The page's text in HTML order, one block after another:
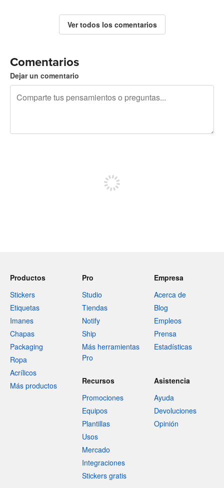
Ver todos los comentarios
Comentarios
Dejar un comentario
Productos
Stickers
Etiquetas
Imanes
Chapas
Packaging
Ropa
Acrílicos
Más productos
Pro
Studio
Tiendas
Notify
Ship
Más herramientas
Pro
Empresa
Acerca de
Blog
Empleos
Prensa
Estadísticas
Recursos
Promociones
Equipos
Plantillas
Usos
Mercado
Integraciones
Stickers gratis
Asistencia
Ayuda
Devoluciones
Opinión